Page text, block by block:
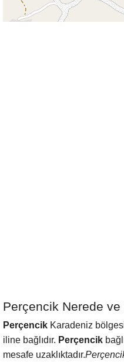
Perçencik Nerede ve
Perçencik Karadeniz
iline bağlıdır. Perçencik
mesafe uzaklıktadır.